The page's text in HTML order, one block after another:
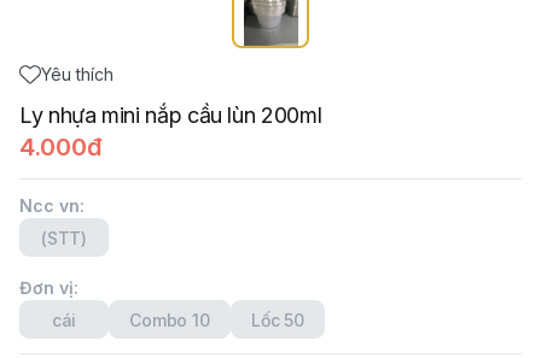
Yêu thích
Ly nhựa mini nắp cầu lùn 200ml
4.000đ
Ncc vn:
(STT)
Đơn vị:
cái
Combo 10 Lốc 50